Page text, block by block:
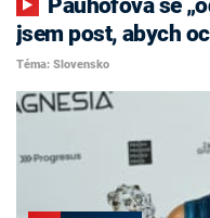
jsem post, abych
Téma: Slovensko